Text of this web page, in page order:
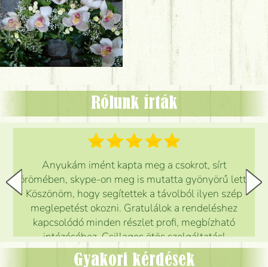
Rólunk írták
Anyukám imént kapta meg a csokrot, sírt
örömében, skype-on meg is mutatta gyönyörű lett.
Köszönöm, hogy segítettek a távolból ilyen szép
meglepetést okozni. Gratulálok a rendeléshez
kapcsolódó minden részlet profi, megbízható
intézéséhez. Csillagos ötös szolgáltatás!
Mónika
Gyakori kérdések